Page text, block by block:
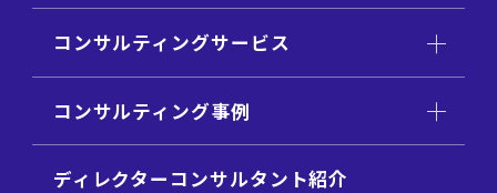
コンサルティングサービス
コンサルティング事例
ディレクターコンサルタント紹介